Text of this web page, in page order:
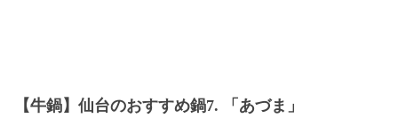
【牛鍋】仙台のおすすめ鍋7. 「あづま」